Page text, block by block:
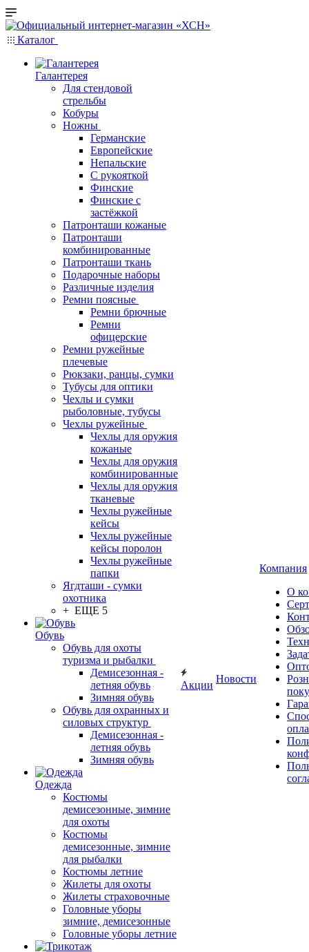
Каталог
Галантерея
Для стендовой
стрельбы
Кобуры
Ножны
Германские
Европейские
Непальские
С рукояткой
Финские
Финские с
застёжкой
Патронташи кожаные
Патронташи
комбинированные
Патронташи ткань
Подарочные наборы
Различные изделия
Ремни поясные
Ремни брючные
Ремни
офицерские
Ремни ружейные
плечевые
Рюкзаки, ранцы, сумки
Тубусы для оптики
Чехлы и сумки
рыболовные, тубусы
Чехлы ружейные
Чехлы для оружия
кожаные
Чехлы для оружия
комбинированные
Чехлы для оружия
тканевые
Чехлы ружейные
кейсы
Чехлы ружейные
кейсы поролон
Чехлы ружейные
папки
Ягдташи - сумки
охотника
+ ЕЩЕ 5
Обувь
Обувь для охоты
туризма и рыбалки
Демисезонная -
летняя обувь
Зимняя обувь
Обувь для охранных и
силовых структур
Демисезонная -
летняя обувь
Зимняя обувь
Одежда
Костюмы
демисезонные, зимние
для охоты
Костюмы
демисезонные, зимние
для рыбалки
Костюмы летние
Жилеты для охоты
Жилеты страховочные
Головные уборы
зимние, демисезонные
Головные уборы летние
Акции
Новости
Компания
О